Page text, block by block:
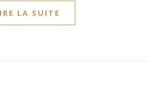
LA SUITE